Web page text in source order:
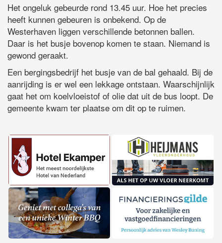
Het ongeluk gebeurde rond 13.45 uur. Hoe het precies
heeft kunnen gebeuren is onbekend. Op de
Westerhaven liggen verschillende betonnen ballen.
Daar is het busje bovenop komen te staan. Niemand is
gewond geraakt.
Een bergingsbedrijf het busje van de bal gehaald. Bij de
aanrijding is er wel een lekkage ontstaan. Waarschijnlijk
gaat het om koelvloeistof of olie dat uit de bus loopt. De
gemeente kwam ter plaatse om dit op te ruimen.